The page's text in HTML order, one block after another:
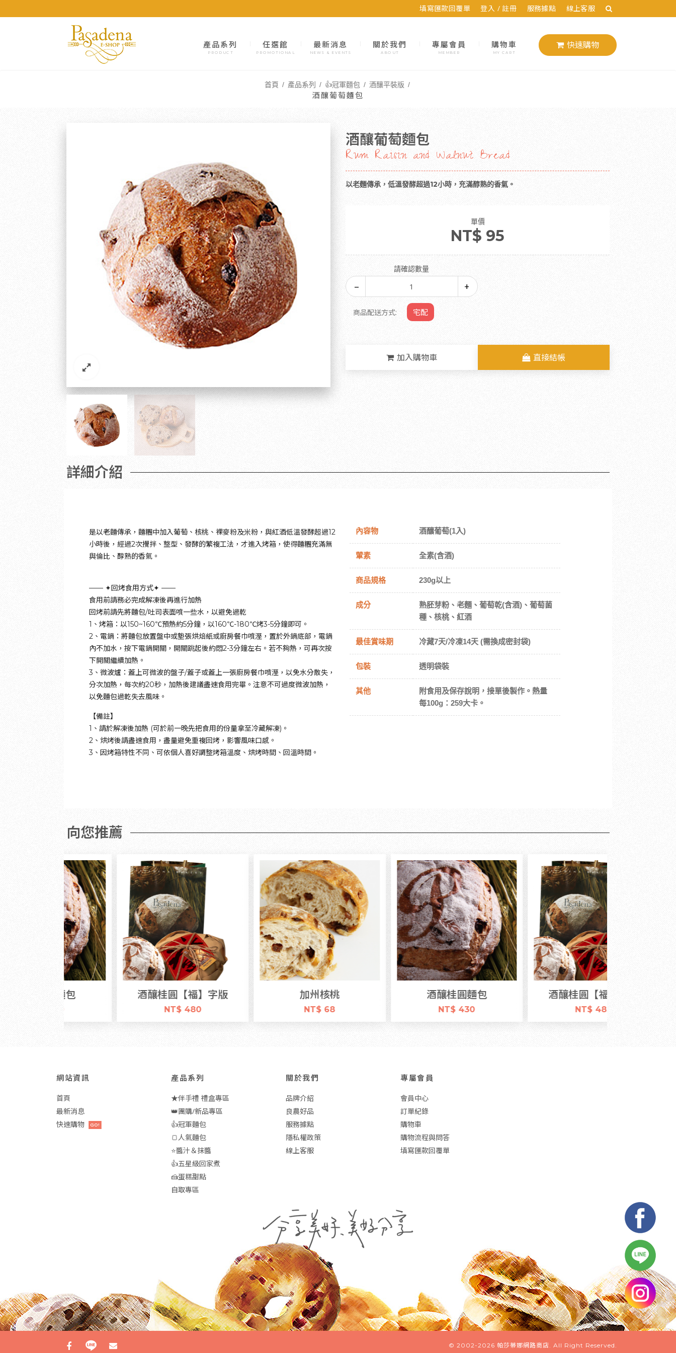
填寫匯款回覆單 登入 / 註冊 服務據點 線上客服
產品系列
PRODUCT
任選館
PROMOTIONAL
最新消息
NEWS & EVENTS
關於我們
ABOUT
專屬會員
MEMBER
購物車
MY CART
快速購物
首頁 產品系列 👍冠軍麵包 酒釀平裝版
酒釀葡萄麵包
酒釀葡萄麵包
Rum Raisin and Walnut Bread
以老麵傳承，低溫發酵超過12小時，充滿醇熟的香氣。
單價
NT$ 95
請確認數量
商品配送方式: 宅配
加入購物車 直接結帳
詳細介紹
是以老麵傳承，麵糰中加入葡萄、核桃、裸麥粉及米粉，與紅酒低溫發酵超過12
小時後，經過2次攪拌、整型、發酵的繁複工法，才進入烤箱，使得麵糰充滿無
與倫比、醇熟的香氣。
—— ✦回烤食用方式✦ ——
食用前請務必完成解凍後再進行加熱
回烤前請先將麵包/吐司表面噴一些水，以避免過乾
1、烤箱：以150~160℃預熱約5分鐘，以160℃-180℃烤3-5分鐘即可。
2、電鍋：將麵包放置盤中或墊張烘焙紙或廚房餐巾噴溼，置於外鍋底部，電鍋
內不加水，按下電鍋開關，開關跳起後約悶2-3分鐘左右。若不夠熱，可再次按
下開關繼續加熱。
3、微波爐：蓋上可微波的盤子/蓋子或蓋上一張廚房餐巾噴溼，以免水分散失，
分次加熱，每次約20秒，加熱後建議盡速食用完畢。注意不可過度微波加熱，
以免麵包過乾失去風味。
【備註】
1、請於解凍後加熱 (可於前一晚先把食用的份量拿至冷藏解凍)。
2、烘烤後請盡速食用，盡量避免重複回烤，影響風味口感。
3、因烤箱特性不同、可依個人喜好調整烤箱溫度、烘烤時間、回溫時間。
內容物 酒釀葡萄(1入)
葷素 全素(含酒)
商品規格 230g以上
成分
熟胚芽粉、老麵、葡萄乾(含酒)、葡萄菌
種、核桃、紅酒
最佳賞味期 冷藏7天/冷凍14天 (需換成密封袋)
包裝 透明袋裝
其他
附食用及保存說明，接單後製作。熱量
每100g：259大卡。
向您推薦
酒釀桂圓【福】字版 酒釀桂圓麵包 酒釀桂圓【福】字版
網站資訊
首頁
最新消息
快速購物
GO!
產品系列
★伴手禮 禮盒專區
👑團購/新品專區
👍冠軍麵包
🍞人氣麵包
⭐醬汁＆抹醬
👍五星級回家煮
🍰蛋糕甜點
自取專區
關於我們
品牌介紹
良農好品
服務據點
隱私權政策
線上客服
專屬會員
會員中心
訂單紀錄
購物車
購物流程與問答
填寫匯款回覆單
© 2002-2026 帕莎蒂娜網路商店 . All Right Reserved.